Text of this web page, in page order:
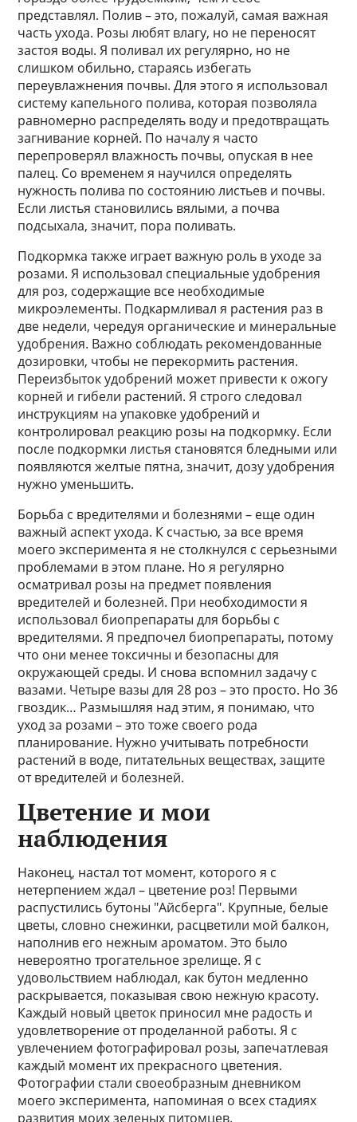
представлял. Полив – это, пожалуй, самая важная
часть ухода. Розы любят влагу, но не переносят
застоя воды. Я поливал их регулярно, но не
слишком обильно, стараясь избегать
переувлажнения почвы. Для этого я использовал
систему капельного полива, которая позволяла
равномерно распределять воду и предотвращать
загнивание корней. По началу я часто
перепроверял влажность почвы, опуская в нее
палец. Со временем я научился определять
нужность полива по состоянию листьев и почвы.
Если листья становились вялыми, а почва
подсыхала, значит, пора поливать.
Подкормка также играет важную роль в уходе за
розами. Я использовал специальные удобрения
для роз, содержащие все необходимые
микроэлементы. Подкармливал я растения раз в
две недели, чередуя органические и минеральные
удобрения. Важно соблюдать рекомендованные
дозировки, чтобы не перекормить растения.
Переизбыток удобрений может привести к ожогу
корней и гибели растений. Я строго следовал
инструкциям на упаковке удобрений и
контролировал реакцию розы на подкормку. Если
после подкормки листья становятся бледными или
появляются желтые пятна, значит, дозу удобрения
нужно уменьшить.
Борьба с вредителями и болезнями – еще один
важный аспект ухода. К счастью, за все время
моего эксперимента я не столкнулся с серьезными
проблемами в этом плане. Но я регулярно
осматривал розы на предмет появления
вредителей и болезней. При необходимости я
использовал биопрепараты для борьбы с
вредителями. Я предпочел биопрепараты, потому
что они менее токсичны и безопасны для
окружающей среды. И снова вспомнил задачу с
вазами. Четыре вазы для 28 роз – это просто. Но 36
гвоздик… Размышляя над этим, я понимаю, что
уход за розами – это тоже своего рода
планирование. Нужно учитывать потребности
растений в воде, питательных веществах, защите
от вредителей и болезней.
Цветение и мои
наблюдения
Наконец, настал тот момент, которого я с
нетерпением ждал – цветение роз! Первыми
распустились бутоны "Айсберга". Крупные, белые
цветы, словно снежинки, расцветили мой балкон,
наполнив его нежным ароматом. Это было
невероятно трогательное зрелище. Я с
удовольствием наблюдал, как бутон медленно
раскрывается, показывая свою нежную красоту.
Каждый новый цветок приносил мне радость и
удовлетворение от проделанной работы. Я с
увлечением фотографировал розы, запечатлевая
каждый момент их прекрасного цветения.
Фотографии стали своеобразным дневником
моего эксперимента, напоминая о всех стадиях
развития моих зеленых питомцев.